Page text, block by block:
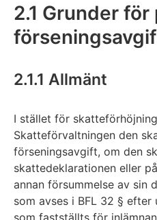
2.1 Grunder
2.1.1 Allmänt
I stället för
Skatteförvaltningen den
förseningsavgift, om den
skattedeklarationen eller
annan försummelse av sin
som avses i BFL 32 §
som fastställts för